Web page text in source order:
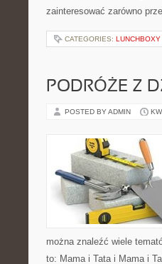
zainteresować zarówno
CATEGORIES:
PODRÓŻE Z
POSTED BY ADMIN
można znaleźć wiele
to: Mama i Tata i Mama i